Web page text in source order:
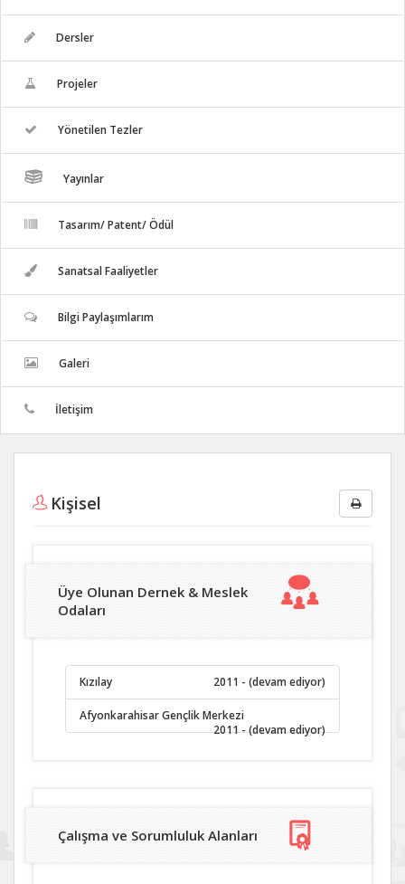
Dersler
Projeler
Yönetilen Tezler
Yayınlar
Tasarım/ Patent/ Ödül
Sanatsal Faaliyetler
Bilgi Paylaşımlarım
Galeri
İletişim
Kişisel
Üye Olunan Dernek & Meslek
Odaları
Kızılay 2011 - (devam ediyor)
Afyonkarahisar Gençlik Merkezi
2011 - (devam ediyor)
Çalışma ve Sorumluluk Alanları